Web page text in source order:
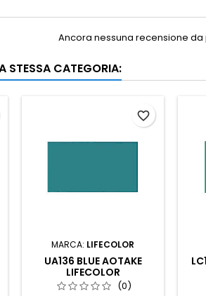
Ancora nessuna recensione da
STESSA CATEGORIA:
MARCA: LIFECOLOR
UA136 BLUE AOTAKE
LIFECOLOR
(0)
favorite_border